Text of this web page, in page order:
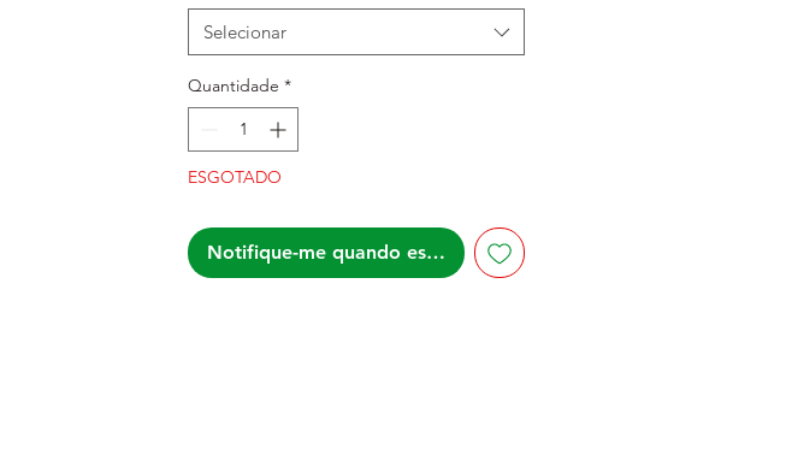
Selecionar
Quantidade *
ESGOTADO
Notifique-me quando estiver disponível